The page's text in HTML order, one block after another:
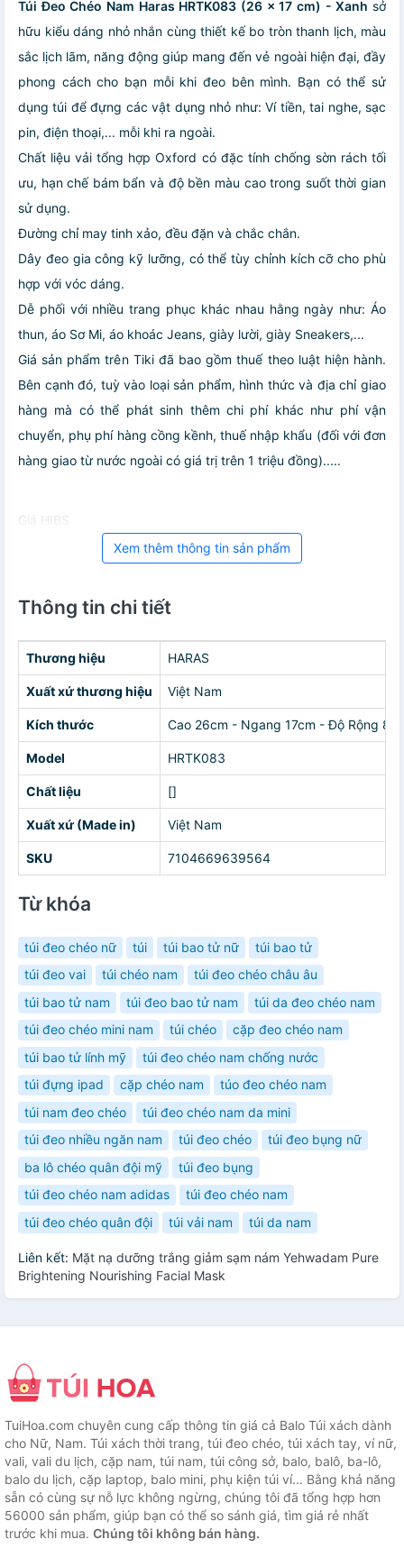
Túi Đeo Chéo Nam Haras HRTK083 (26 x 17 cm) - Xanh sở
hữu kiểu dáng nhỏ nhắn cùng thiết kế bo tròn thanh lịch, màu
sắc lịch lãm, năng động giúp mang đến vẻ ngoài hiện đại, đầy
phong cách cho bạn mỗi khi đeo bên mình. Bạn có thể sử
dụng túi để đựng các vật dụng nhỏ như: Ví tiền, tai nghe, sạc
pin, điện thoại,... mỗi khi ra ngoài.
Chất liệu vải tổng hợp Oxford có đặc tính chống sờn rách tối
ưu, hạn chế bám bẩn và độ bền màu cao trong suốt thời gian
sử dụng.
Đường chỉ may tinh xảo, đều đặn và chắc chắn.
Dây đeo gia công kỹ lưỡng, có thể tùy chỉnh kích cỡ cho phù
hợp với vóc dáng.
Dễ phối với nhiều trang phục khác nhau hằng ngày như: Áo
thun, áo Sơ Mi, áo khoác Jeans, giày lười, giày Sneakers,...
Giá sản phẩm trên Tiki đã bao gồm thuế theo luật hiện hành.
Bên cạnh đó, tuỳ vào loại sản phẩm, hình thức và địa chỉ giao
hàng mà có thể phát sinh thêm chi phí khác như phí vận
chuyển, phụ phí hàng cồng kềnh, thuế nhập khẩu (đối với đơn
hàng giao từ nước ngoài có giá trị trên 1 triệu đồng).....
Giá HIBS
Xem thêm thông tin sản phẩm
Thông tin chi tiết
Thương hiệu HARAS
Xuất xứ thương hiệu Việt Nam
Kích thước Cao 26cm - Ngang 17cm - Độ Rộng
Model HRTK083
Chất liệu []
Xuất xứ (Made in) Việt Nam
SKU 7104669639564
Từ khóa
túi đeo chéo nữ túi túi bao tử nữ
túi bao tử
túi đeo vai
túi chéo nam
túi đeo chéo châu âu
túi bao tử nam
túi đeo bao tử nam
túi da đeo chéo nam
túi đeo chéo mini nam
túi chéo
cặp đeo chéo nam
túi bao tử lính mỹ
túi đeo chéo nam chống nước
túi đựng ipad
cặp chéo nam
túo đeo chéo nam
túi nam đeo chéo
túi đeo chéo nam da mini
túi đeo nhiều ngăn nam
túi đeo chéo
túi đeo bụng nữ
ba lô chéo quân đội mỹ
túi đeo bụng
túi đeo chéo nam adidas
túi đeo chéo nam
túi đeo chéo quân đội
túi vải nam túi da nam
Liên kết: Mặt nạ dưỡng trắng giảm sạm nám Yehwadam Pure
Brightening Nourishing Facial Mask
TuiHoa.com chuyên cung cấp thông tin giá cả Balo Túi xách dành
cho Nữ, Nam. Túi xách thời trang, túi đeo chéo, túi xách tay, ví nữ,
vali, vali du lịch, cặp nam, túi nam, túi công sở, balo, balô, ba-lô,
balo du lịch, cặp laptop, balo mini, phụ kiện túi ví... Bằng khả năng
sẵn có cùng sự nỗ lực không ngừng, chúng tôi đã tổng hợp hơn
56000 sản phẩm, giúp bạn có thể so sánh giá, tìm giá rẻ nhất
trước khi mua. Chúng tôi không bán hàng.